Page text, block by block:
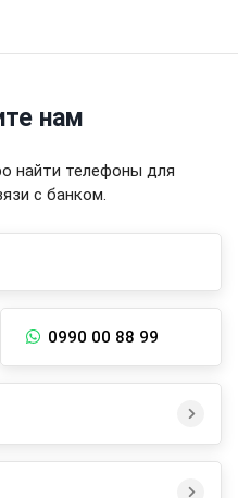
нам
найти телефоны для
с банком.
0990 00 88 99